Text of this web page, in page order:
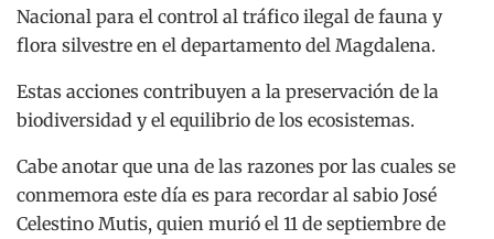
Nacional para el control al tráfico ilegal de fauna y
flora silvestre en el departamento del Magdalena.
Estas acciones contribuyen a la preservación de la
biodiversidad y el equilibrio de los ecosistemas.
Cabe anotar que una de las razones por las cuales se
conmemora este día es para recordar al sabio José
Celestino Mutis, quien murió el 11 de septiembre de